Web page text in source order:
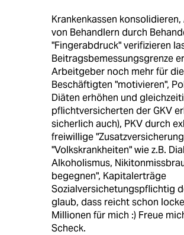
Krankenkassen
von Behandlern durch
"Fingerabdruck" verifizieren
Beitragsbemessungsgrenze
Arbeitgeber noch mehr für
Beschäftigten "motivieren",
Diäten erhöhen und
pflichtversicherten der GKV
sicherlich auch), PKV durch
freiwillige
"Volkskrankheiten" wie z.B.
Alkoholismus,
begegnen", Kapitalerträge
Sozialversichetungspflichtig
glaub, dass reicht schon
Millionen für mich :) Freue
Scheck.